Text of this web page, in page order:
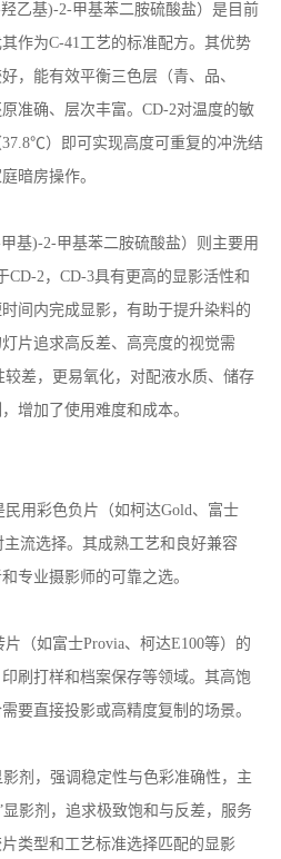
羟乙基)-2-甲基苯二胺硫酸盐）是目前
作为C-41工艺的标准配方。其优势
，能有效平衡三色层（青、品、
准确、层次丰富。 CD-2对温度的敏
37.8℃）即可实现高度可重复的冲洗结
暗房操作。
甲基)-2-甲基苯二胺硫酸盐）则主要用
CD-2， CD-3具有更高的显影活性和
间内完成显影，有助于提升染料的
片追求高反差、高亮度的视觉需
较差，更易氧化，对配液水质、储存
增加了使用难度和成本。
用彩色负片（如柯达Gold、富士
流选择。其成熟工艺和良好兼容
专业摄影师的可靠之选。
片（如富士Provia、柯达E100等）的
刷打样和档案保存等领域。其高饱
要直接投影或高精度复制的场景。
影剂，强调稳定性与色彩准确性，主
显影剂，追求极致饱和与反差，服务
类型和工艺标准选择匹配的显影